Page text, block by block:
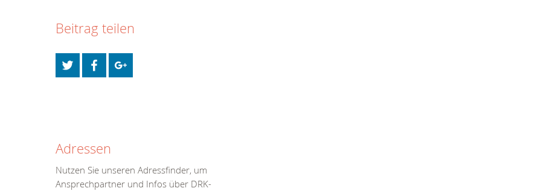
Beitrag teilen
Adressen
Nutzen Sie unseren Adressfinder, um
Ansprechpartner und Infos über DRK-